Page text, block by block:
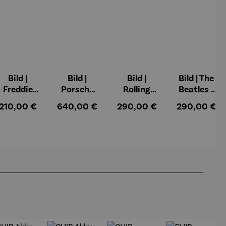
Bild |
Freddie
Preis:
€
Bild |
Porsche
– Holger
Regulärer Preis:
640,00 €
Bild |
Rolling
Wortmale
Regulärer Preis:
290,00 €
Bild | The
Beatles -
rei SAXA
Regulärer
290,00 €